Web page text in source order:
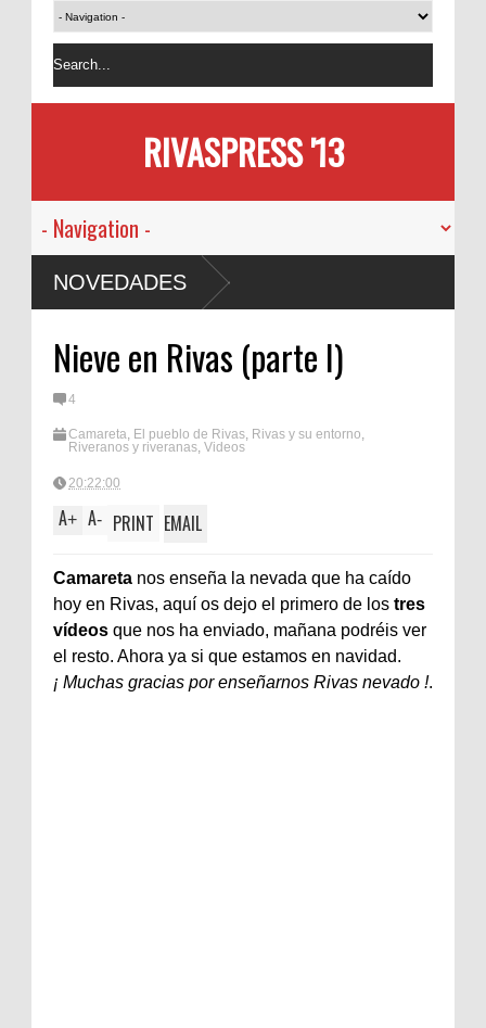
RIVASPRESS '13
NOVEDADES
Nieve en Rivas (parte I)
4
Camareta, El pueblo de Rivas, Rivas y su entorno,
Riveranos y riveranas, Videos
20:22:00
A+ A- PRINT EMAIL
Camareta nos enseña la nevada que ha caído
hoy en Rivas, aquí os dejo el primero de los tres
vídeos que nos ha enviado, mañana podréis ver
el resto. Ahora ya si que estamos en navidad.
¡ Muchas gracias por enseñarnos Rivas nevado !.